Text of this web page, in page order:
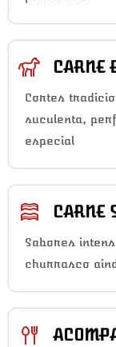
CARNE
Cortes
suculenta,
especial
CARNE
Sabores
churrasco